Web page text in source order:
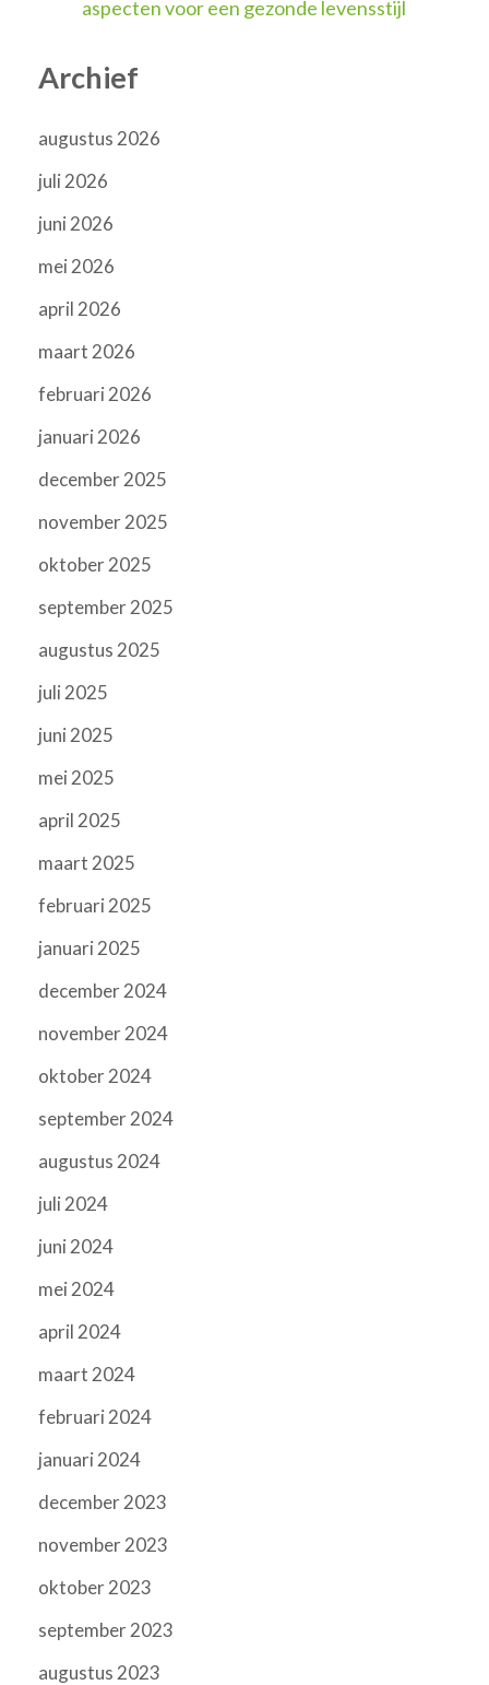
aspecten voor een gezonde levensstijl
Archief
augustus 2026
juli 2026
juni 2026
mei 2026
april 2026
maart 2026
februari 2026
januari 2026
december 2025
november 2025
oktober 2025
september 2025
augustus 2025
juli 2025
juni 2025
mei 2025
april 2025
maart 2025
februari 2025
januari 2025
december 2024
november 2024
oktober 2024
september 2024
augustus 2024
juli 2024
juni 2024
mei 2024
april 2024
maart 2024
februari 2024
januari 2024
december 2023
november 2023
oktober 2023
september 2023
augustus 2023